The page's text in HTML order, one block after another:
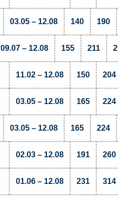
03.05 – 12.08 140 190
09.07 – 12.08 155 211
11.02 – 12.08 150 204
03.05 – 12.08 165 224
03.05 – 12.08 165 224
02.03 – 12.08 191 260
01.06 – 12.08 231 314